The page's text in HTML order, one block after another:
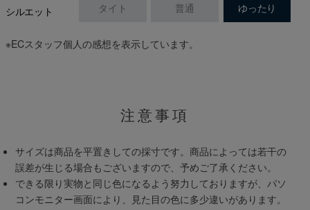
シルエット タイト 普通 ゆったり
※ECスタッフ個人の感想を表示しています。
注意事項
サイズは商品を平置きしての採寸です。商品によっては若干の
誤差が生じる場合もございますので、予めご了承ください。
できる限り実物と同じ色になるよう努力しておりますが、パソ
コンモニター画面により、見た目の色に多少違いがあります。